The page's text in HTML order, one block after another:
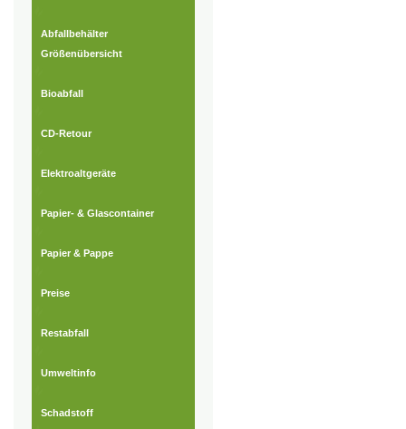
Abfallbehälter
Größenübersicht
Bioabfall
CD-Retour
Elektroaltgeräte
Papier- & Glascontainer
Papier & Pappe
Preise
Restabfall
Umweltinfo
Schadstoff